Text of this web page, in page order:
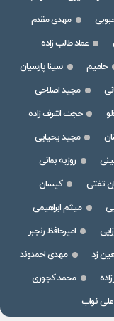
مهدی مقدم
عماد طالب زاده
حامیم
سینا پارسیان
مجید اصلاحی
حجت اشرف زاده
مجید یحیایی
روزبه بمانی
تفتی
کیسان
میثم ابراهیمی
امیرحافظ رنجبر
زد
مهدی احمدوند
محمد کجوری
علی نواب